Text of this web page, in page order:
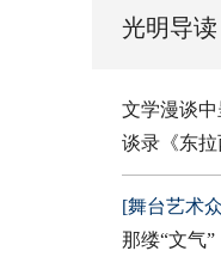
光明导读
文学漫谈
谈录《东拉
[舞台艺术
那缕“文气”